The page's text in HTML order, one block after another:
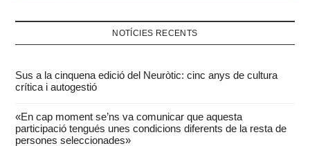
NOTÍCIES RECENTS
Sus a la cinquena edició del Neuròtic: cinc anys de cultura
crítica i autogestió
«En cap moment se’ns va comunicar que aquesta
participació tengués unes condicions diferents de la resta de
persones seleccionades»